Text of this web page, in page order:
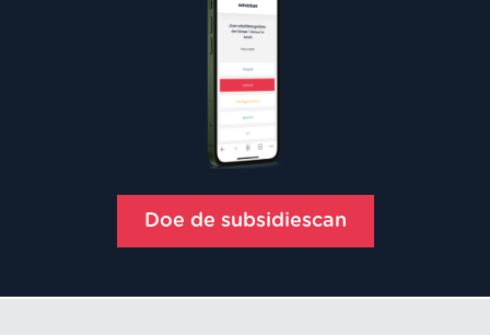
Doe de subsidiescan